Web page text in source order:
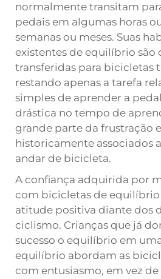
normalmente transitam
pedais em algumas horas
semanas ou meses. Suas
existentes de equilíbrio são
transferidas para bicicletas
restando apenas a tarefa
simples de aprender a
drástica no tempo de
grande parte da frustração
historicamente associados
andar de bicicleta.
A confiança adquirida por
com bicicletas de equilíbrio
atitude positiva diante dos
ciclismo. Crianças que já
sucesso o equilíbrio em
equilíbrio abordam as
com entusiasmo, em vez de